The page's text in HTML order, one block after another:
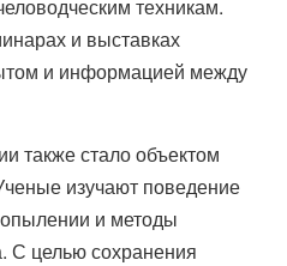
техникам.
и выставках
и информацией между
также стало объектом
изучают поведение
и методы
С целью сохранения